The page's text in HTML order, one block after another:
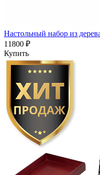
Настольный набор из
11800 ₽
Купить